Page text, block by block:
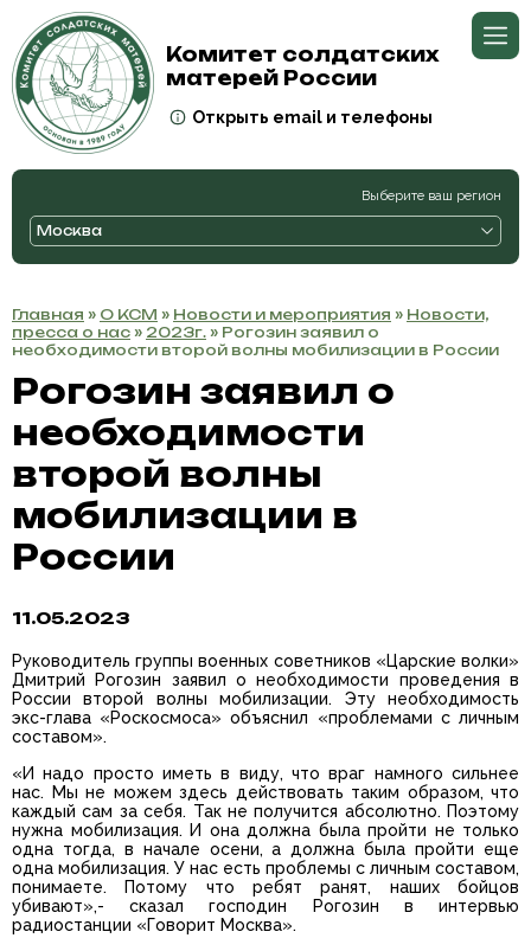
Комитет солдатских
матерей России
Открыть email и телефоны
Выберите ваш регион
Москва
Главная » О КСМ » Новости и мероприятия » Новости,
пресса о нас » 2023г. » Рогозин заявил о
необходимости второй волны мобилизации в России
Рогозин заявил о
необходимости
второй волны
мобилизации в
России
11.05.2023
Руководитель группы военных советников «Царские волки»
Дмитрий Рогозин заявил о необходимости проведения в
России второй волны мобилизации. Эту необходимость
экс-глава «Роскосмоса» объяснил «проблемами с личным
составом».
«И надо просто иметь в виду, что враг намного сильнее
нас. Мы не можем здесь действовать таким образом, что
каждый сам за себя. Так не получится абсолютно. Поэтому
нужна мобилизация. И она должна была пройти не только
одна тогда, в начале осени, а должна была пройти еще
одна мобилизация. У нас есть проблемы с личным составом,
понимаете. Потому что ребят ранят, наших бойцов
убивают»,- сказал господин Рогозин в интервью
радиостанции «Говорит Москва».